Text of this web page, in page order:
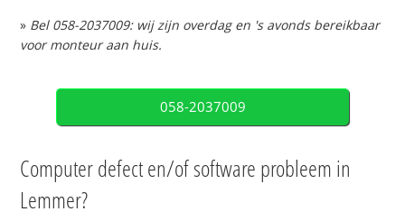
» Bel 058-2037009: wij zijn overdag en 's avonds bereikbaar
voor monteur aan huis.
058-2037009
Computer defect en/of software probleem in
Lemmer?